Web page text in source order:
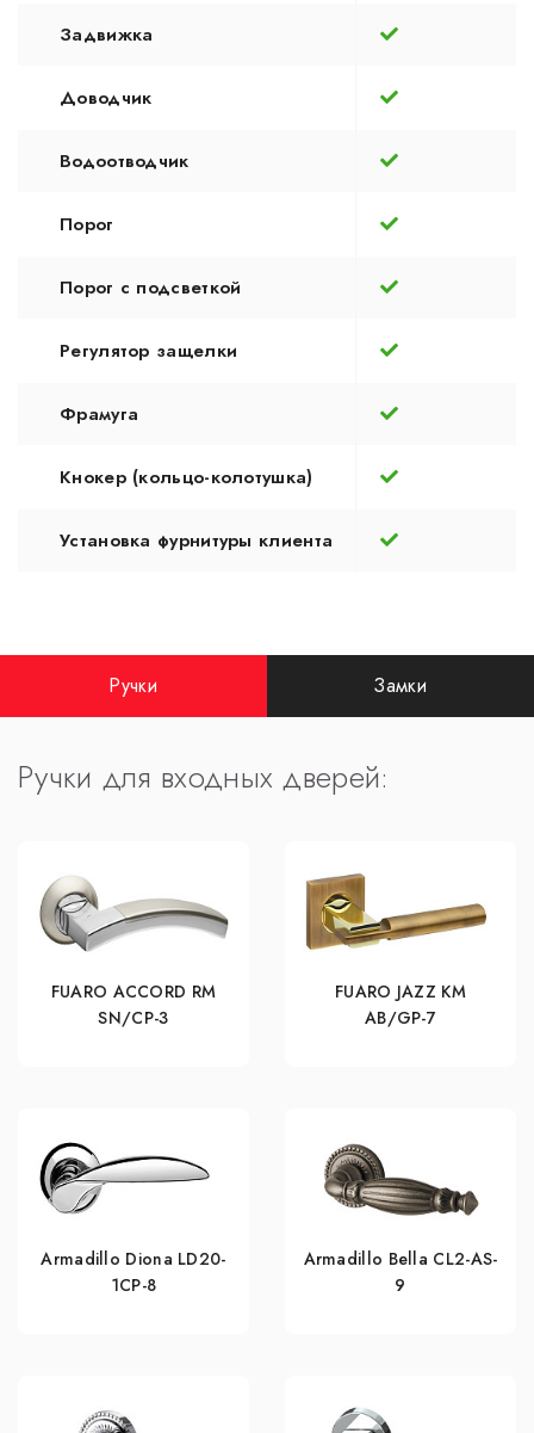
Задвижка
Доводчик
Водоотводчик
Порог
Порог с подсветкой
Регулятор защелки
Фрамуга
Кнокер (кольцо-колотушка)
Установка фурнитуры клиента
Ручки Замки
Ручки для входных дверей:
FUARO ACCORD RM
SN/CP-3
FUARO JAZZ KM
AB/GP-7
Armadillo Diona LD20-
1CP-8
Armadillo Bella CL2-AS-
9